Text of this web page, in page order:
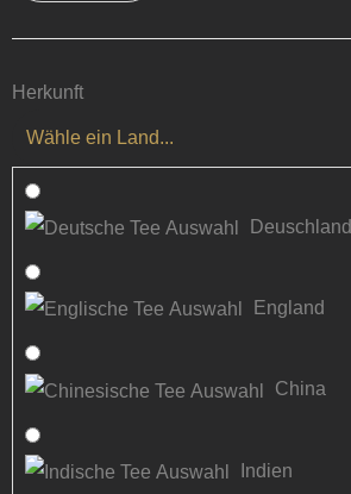
Herkunft
Wähle ein Land...
Deuschland
England
China
Indien